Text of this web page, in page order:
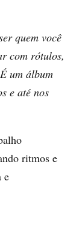
quem você
com rótulos,
um álbum
e até nos
ritmos e
e